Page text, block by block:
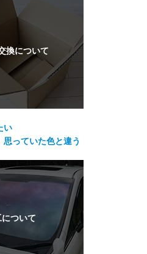
い
っていた色と違う